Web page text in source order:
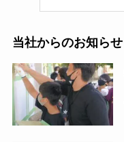
当社からのお知らせ